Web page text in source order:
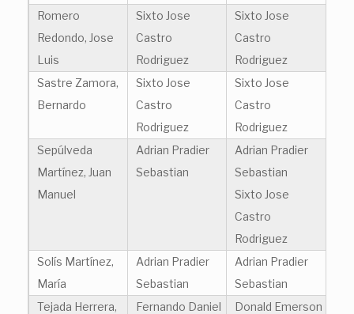
Romero
Redondo, Jose
Luis
Sixto Jose
Castro
Rodriguez
Sixto Jose
Castro
Rodriguez
Sastre Zamora,
Bernardo
Sixto Jose
Castro
Rodriguez
Sixto Jose
Castro
Rodriguez
Sepúlveda
Martínez, Juan
Manuel
Adrian Pradier
Sebastian
Adrian Pradier
Sebastian
Sixto Jose
Castro
Rodriguez
Solís Martínez,
María
Adrian Pradier
Sebastian
Adrian Pradier
Sebastian
Tejada Herrera,
Fernando Daniel
Donald Emerson